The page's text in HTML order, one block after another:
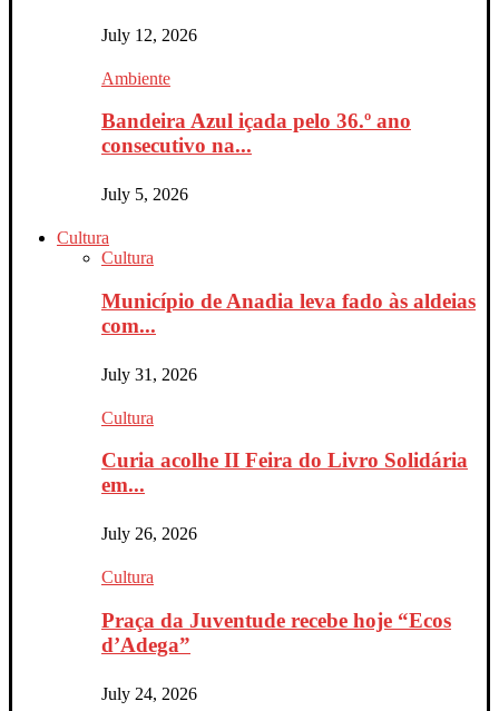
July 12, 2026
Ambiente
Bandeira Azul içada pelo 36.º ano
consecutivo na...
July 5, 2026
Cultura
Cultura
Município de Anadia leva fado às aldeias
com...
July 31, 2026
Cultura
Curia acolhe II Feira do Livro Solidária
em...
July 26, 2026
Cultura
Praça da Juventude recebe hoje “Ecos
d’Adega”
July 24, 2026